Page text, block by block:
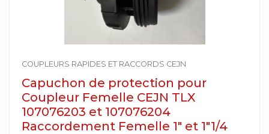
COUPLEURS RAPIDES ET RACCORDS CEJN
Capuchon de protection pour
Coupleur Femelle CEJN TLX
107076203 et 107076204
Raccordement Femelle 1" et 1"1/4